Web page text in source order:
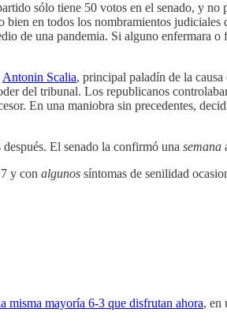
sólo tiene 50 votos en el senado, y no
en todos los nombramientos judiciales
de una pandemia. Si alguno enfermara
Antonin Scalia, principal paladín de la
del tribunal. Los republicanos
En una maniobra sin precedentes,
El senado la confirmó una semana
y con algunos síntomas de senilidad
misma mayoría 6-3 que disfrutan ahora, en